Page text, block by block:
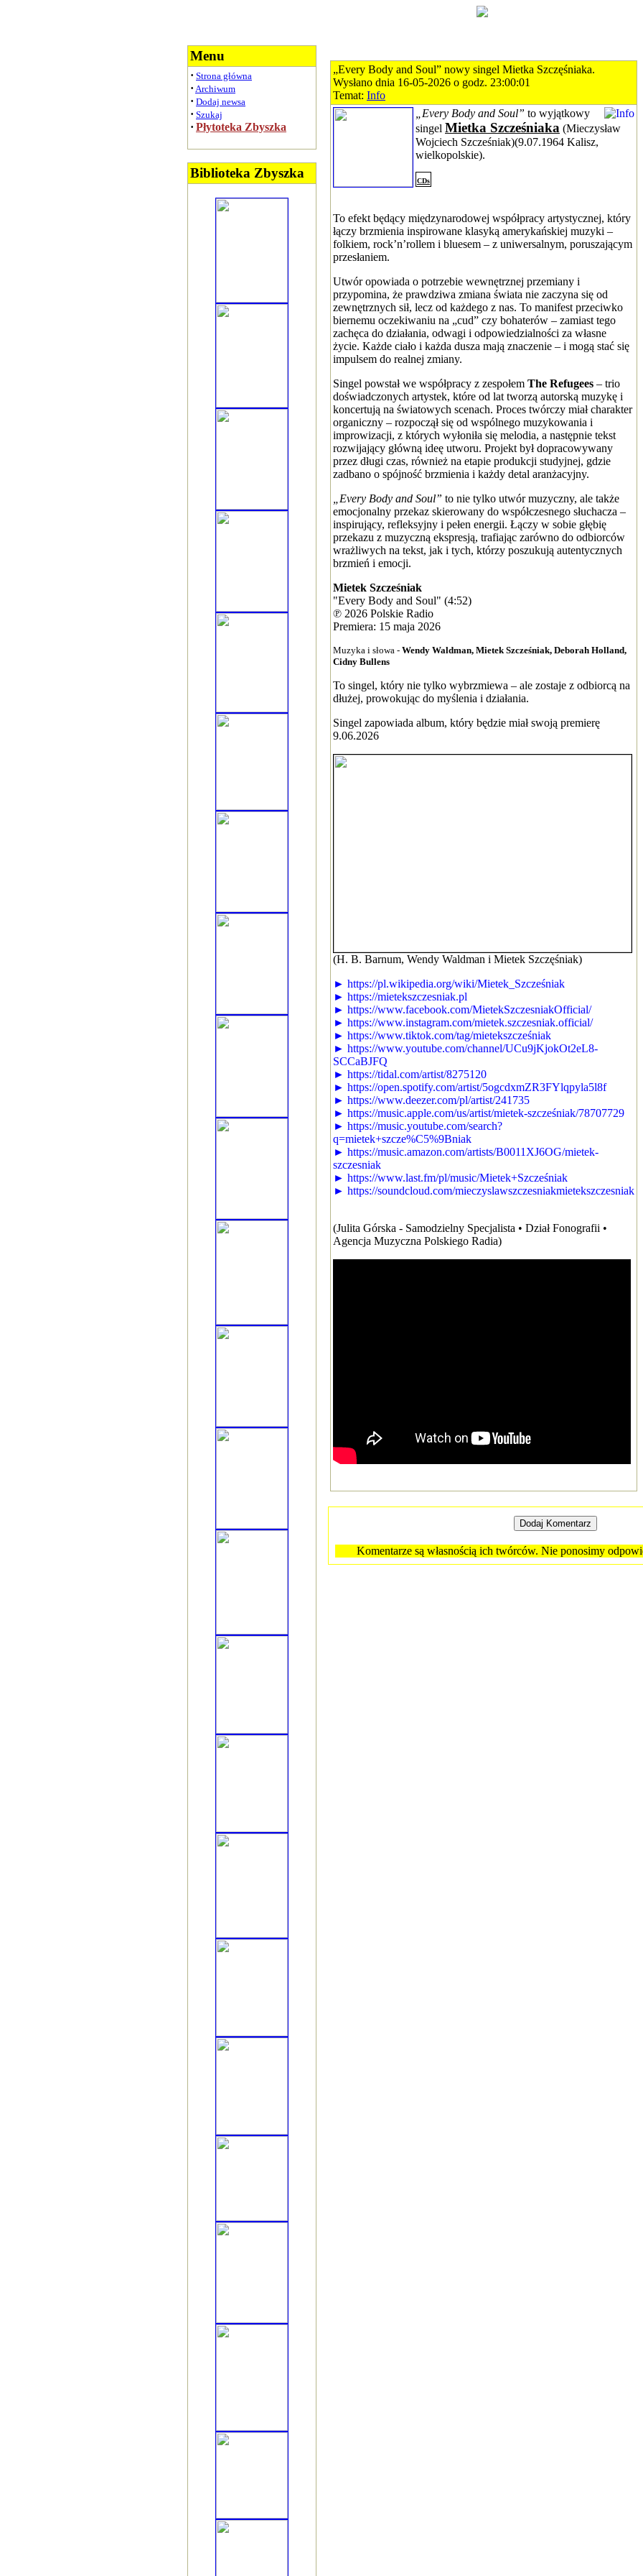
Menu
· Strona główna
· Archiwum
· Dodaj newsa
· Szukaj
· Płytoteka Zbyszka
Biblioteka Zbyszka
„Every Body and Soul” nowy singel Mietka Szczęśniaka.
Wysłano dnia 16-05-2026 o godz. 23:00:01
Temat: Info
„Every Body and Soul” to wyjątkowy
singel Mietka Szcześniaka (Mieczysław
Wojciech Szcześniak)(9.07.1964 Kalisz,
wielkopolskie).
CDs
To efekt będący międzynarodowej współpracy artystycznej, który
łączy brzmienia inspirowane klasyką amerykańskiej muzyki –
folkiem, rock’n’rollem i bluesem – z uniwersalnym, poruszającym
przesłaniem.
Utwór opowiada o potrzebie wewnętrznej przemiany i
przypomina, że prawdziwa zmiana świata nie zaczyna się od
zewnętrznych sił, lecz od każdego z nas. To manifest przeciwko
biernemu oczekiwaniu na „cud” czy bohaterów – zamiast tego
zachęca do działania, odwagi i odpowiedzialności za własne
życie. Każde ciało i każda dusza mają znaczenie – i mogą stać się
impulsem do realnej zmiany.
Singel powstał we współpracy z zespołem The Refugees – trio
doświadczonych artystek, które od lat tworzą autorską muzykę i
koncertują na światowych scenach. Proces twórczy miał charakter
organiczny – rozpoczął się od wspólnego muzykowania i
improwizacji, z których wyłoniła się melodia, a następnie tekst
rozwijający główną ideę utworu. Projekt był dopracowywany
przez długi czas, również na etapie produkcji studyjnej, gdzie
zadbano o spójność brzmienia i każdy detal aranżacyjny.
„Every Body and Soul” to nie tylko utwór muzyczny, ale także
emocjonalny przekaz skierowany do współczesnego słuchacza –
inspirujący, refleksyjny i pełen energii. Łączy w sobie głębię
przekazu z muzyczną ekspresją, trafiając zarówno do odbiorców
wrażliwych na tekst, jak i tych, którzy poszukują autentycznych
brzmień i emocji.
Mietek Szcześniak
"Every Body and Soul" (4:52)
℗ 2026 Polskie Radio
Premiera: 15 maja 2026
Muzyka i słowa - Wendy Waldman, Mietek Szcześniak, Deborah Holland,
Cidny Bullens
To singel, który nie tylko wybrzmiewa – ale zostaje z odbiorcą na
dłużej, prowokując do myślenia i działania.
Singel zapowiada album, który będzie miał swoją premierę
9.06.2026
(H. B. Barnum, Wendy Waldman i Mietek Szczęśniak)
► https://pl.wikipedia.org/wiki/Mietek_Szcześniak
► https://mietekszczesniak.pl
► https://www.facebook.com/MietekSzczesniakOfficial/
► https://www.instagram.com/mietek.szczesniak.official/
► https://www.tiktok.com/tag/mietekszcześniak
► https://www.youtube.com/channel/UCu9jKjokOt2eL8-
SCCaBJFQ
► https://tidal.com/artist/8275120
► https://open.spotify.com/artist/5ogcdxmZR3FYlqpyla5l8f
► https://www.deezer.com/pl/artist/241735
► https://music.apple.com/us/artist/mietek-szcześniak/78707729
► https://music.youtube.com/search?
q=mietek+szcze%C5%9Bniak
► https://music.amazon.com/artists/B0011XJ6OG/mietek-
szczesniak
► https://www.last.fm/pl/music/Mietek+Szcześniak
► https://soundcloud.com/mieczyslawszczesniakmietekszczesniak
(Julita Górska - Samodzielny Specjalista • Dział Fonografii •
Agencja Muzyczna Polskiego Radia)
Komentarze są własnością ich twórców. Nie ponosimy